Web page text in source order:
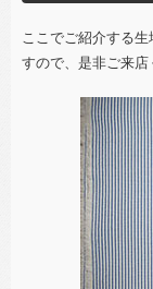
ここでご紹介する
すので、是非ご来店